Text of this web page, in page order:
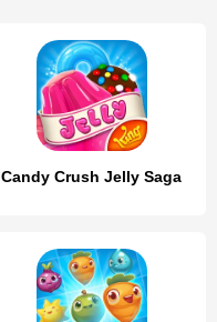
Candy Crush Jelly Saga